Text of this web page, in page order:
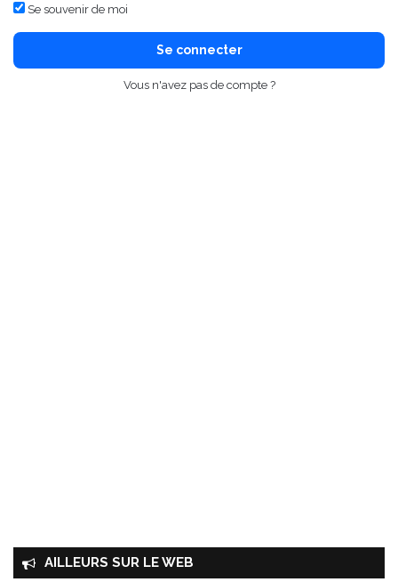
Se souvenir de moi
Se connecter
Vous n'avez pas de compte ?
AILLEURS SUR LE WEB